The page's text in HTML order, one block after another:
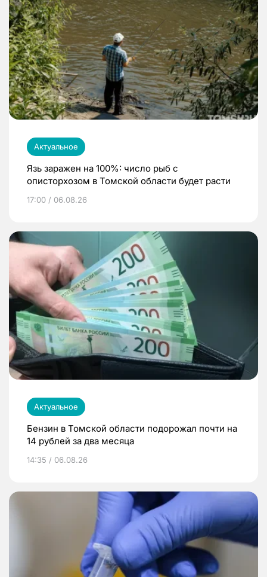
Актуальное
Язь заражен на 100%: число рыб с
описторхозом в Томской области будет расти
17:00 / 06.08.26
Актуальное
Бензин в Томской области подорожал почти на
14 рублей за два месяца
14:35 / 06.08.26